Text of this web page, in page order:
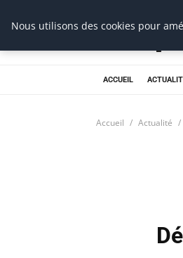
ACCUEIL
Accueil Actualité
Nous utilisons des cookies pour